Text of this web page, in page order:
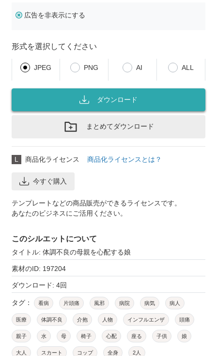
広告を非表示にする
形式を選択してください
JPEG PNG AI ALL
ダウンロード
まとめてダウンロード
L 商品化ライセンス 商品化ライセンスとは？
今すぐ購入
テンプレートなどの商品販売ができるライセンスです。
あなたのビジネスにご活用ください。
このシルエットについて
タイトル: 体調不良の母親を心配する娘
素材のID: 197204
ダウンロード: 4回
タグ： 看病 片頭痛 風邪 病院 病気 病人
医療 体調不良 介抱 人物 インフルエンザ 頭痛
親子 水 母 椅子 心配 座る 子供 娘
大人 スカート コップ 全身 2人